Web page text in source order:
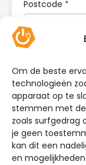
Om de beste
technologieën
apparaat op te
stemmen met
zoals surfgedrag
je geen
kan dit een
en mogelijkheden.
Postcode *
Nummer
Toevoeging